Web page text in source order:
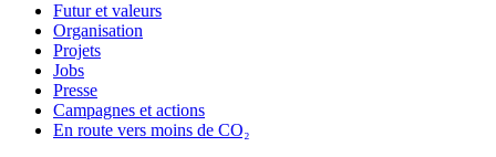
Futur et valeurs
Organisation
Projets
Jobs
Presse
Campagnes et actions
En route vers moins de CO₂